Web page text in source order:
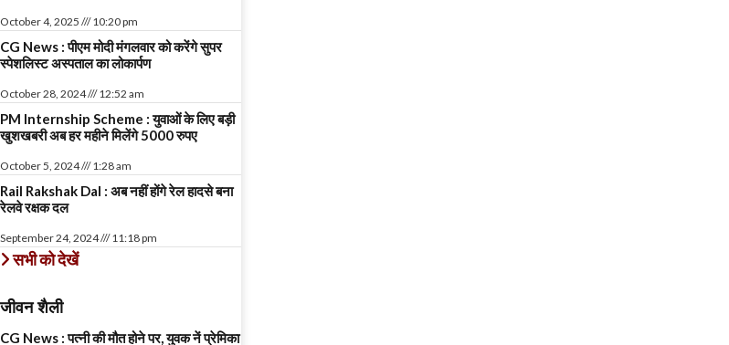
October 4, 2025 10:20 pm
CG News : पीएम मोदी मंगलवार को करेंगे सुपर
स्पेशलिस्ट अस्पताल का लोकार्पण
October 28, 2024 12:52 am
PM Internship Scheme : युवाओं के लिए बड़ी
खुशखबरी अब हर महीने मिलेंगे 5000 रुपए
October 5, 2024 1:28 am
Rail Rakshak Dal : अब नहीं होंगे रेल हादसे बना
रेलवे रक्षक दल
September 24, 2024 11:18 pm
सभी को देखें
जीवन शैली
CG News : पत्नी की मौत होने पर, युवक नें प्रेमिका